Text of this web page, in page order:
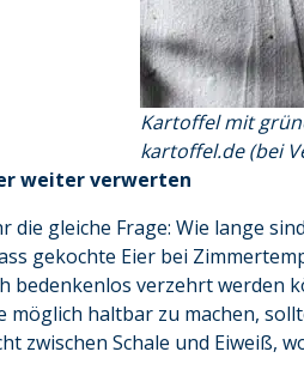
Kartoffel mit
kartoffel.de (bei
weiter verwerten
die gleiche Frage: Wie lange
gekochte Eier bei
bedenkenlos verzehrt werden
möglich haltbar zu machen,
zwischen Schale und Eiweiß,